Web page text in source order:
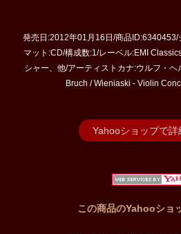
発売日:2012年01月16日/商品ID:6340453/
マット:CD/構成数:1/レーベル:EMI
シャー、他/アーティストカナ:ウルフ・
Bruch / Wieniaski - Violin
Yahooショップで詳
この商品のYahooショ